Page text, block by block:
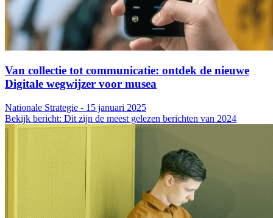
Van collectie tot communicatie: ontdek de nieuwe
Digitale wegwijzer voor musea
Nationale Strategie - 15 januari 2025
Bekijk bericht: Dit zijn de meest gelezen berichten van 2024